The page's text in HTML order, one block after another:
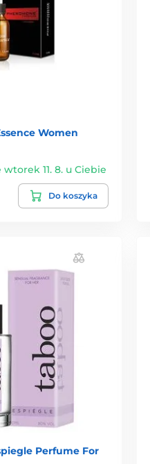
Women
wtorek 11. 8. u Ciebie
Do koszyka
Perfume For